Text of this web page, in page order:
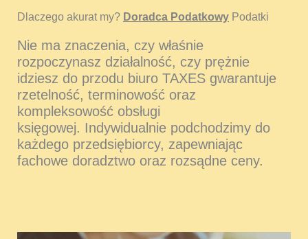
Dlaczego akurat my? Doradca Podatkowy Podatki
Nie ma znaczenia, czy właśnie
rozpoczynasz działalność, czy prężnie
idziesz do przodu biuro TAXES gwarantuje
rzetelność, terminowość oraz
kompleksowość obsługi
księgowej. Indywidualnie podchodzimy do
każdego przedsiębiorcy, zapewniając
fachowe doradztwo oraz rozsądne ceny.